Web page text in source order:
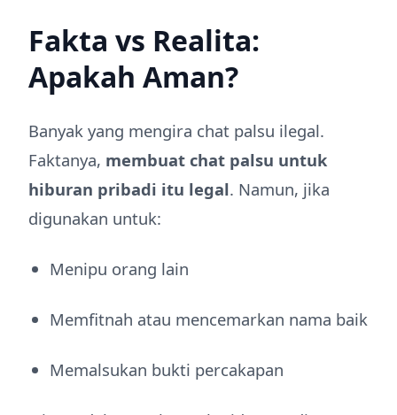
Fakta vs Realita:
Apakah Aman?
Banyak yang mengira chat palsu ilegal.
Faktanya, membuat chat palsu untuk
hiburan pribadi itu legal. Namun, jika
digunakan untuk:
Menipu orang lain
Memfitnah atau mencemarkan nama baik
Memalsukan bukti percakapan